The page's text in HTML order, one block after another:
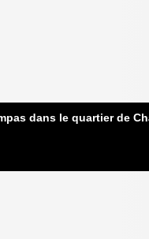
dans le quartier de